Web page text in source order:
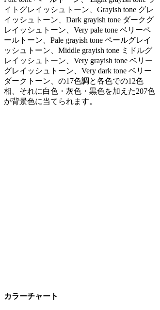
イトグレイッシュトーン、Grayish tone グレ
イッシュトーン、Dark grayish tone ダークグ
レイッシュトーン、Very pale tone ベリーペ
ールトーン、Pale grayish tone ペールグレイ
ッシュトーン、Middle grayish tone ミドルグ
レイッシュトーン、Very grayish tone ベリー
グレイッシュトーン、Very dark tone ベリー
ダークトーン、の17色調と各色での12色
相、それに白色・灰色・黒色を加えた207色
が背景色に当てられます。
カラーチャート